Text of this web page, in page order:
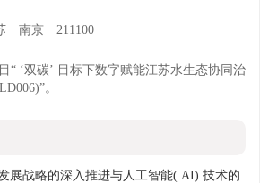
南京 211100
“ ‘双碳’ 目标下数字赋能江苏水生态协同治
。
展战略的深入推进与人工智能( AI) 技术的